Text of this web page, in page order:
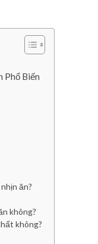
Phổ Biến
ăn?
không?
không?